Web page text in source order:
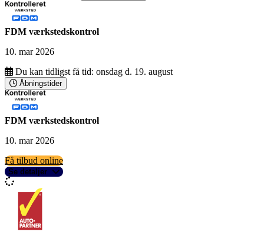
FDM værkstedskontrol
10. mar 2026
Du kan tidligst få tid: onsdag d. 19. august
Åbningstider
FDM værkstedskontrol
10. mar 2026
Få tilbud online
Se detaljer